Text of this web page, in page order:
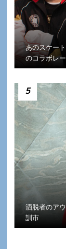
あのスケー
のコラボレ
5
洒脱者のア
訓市